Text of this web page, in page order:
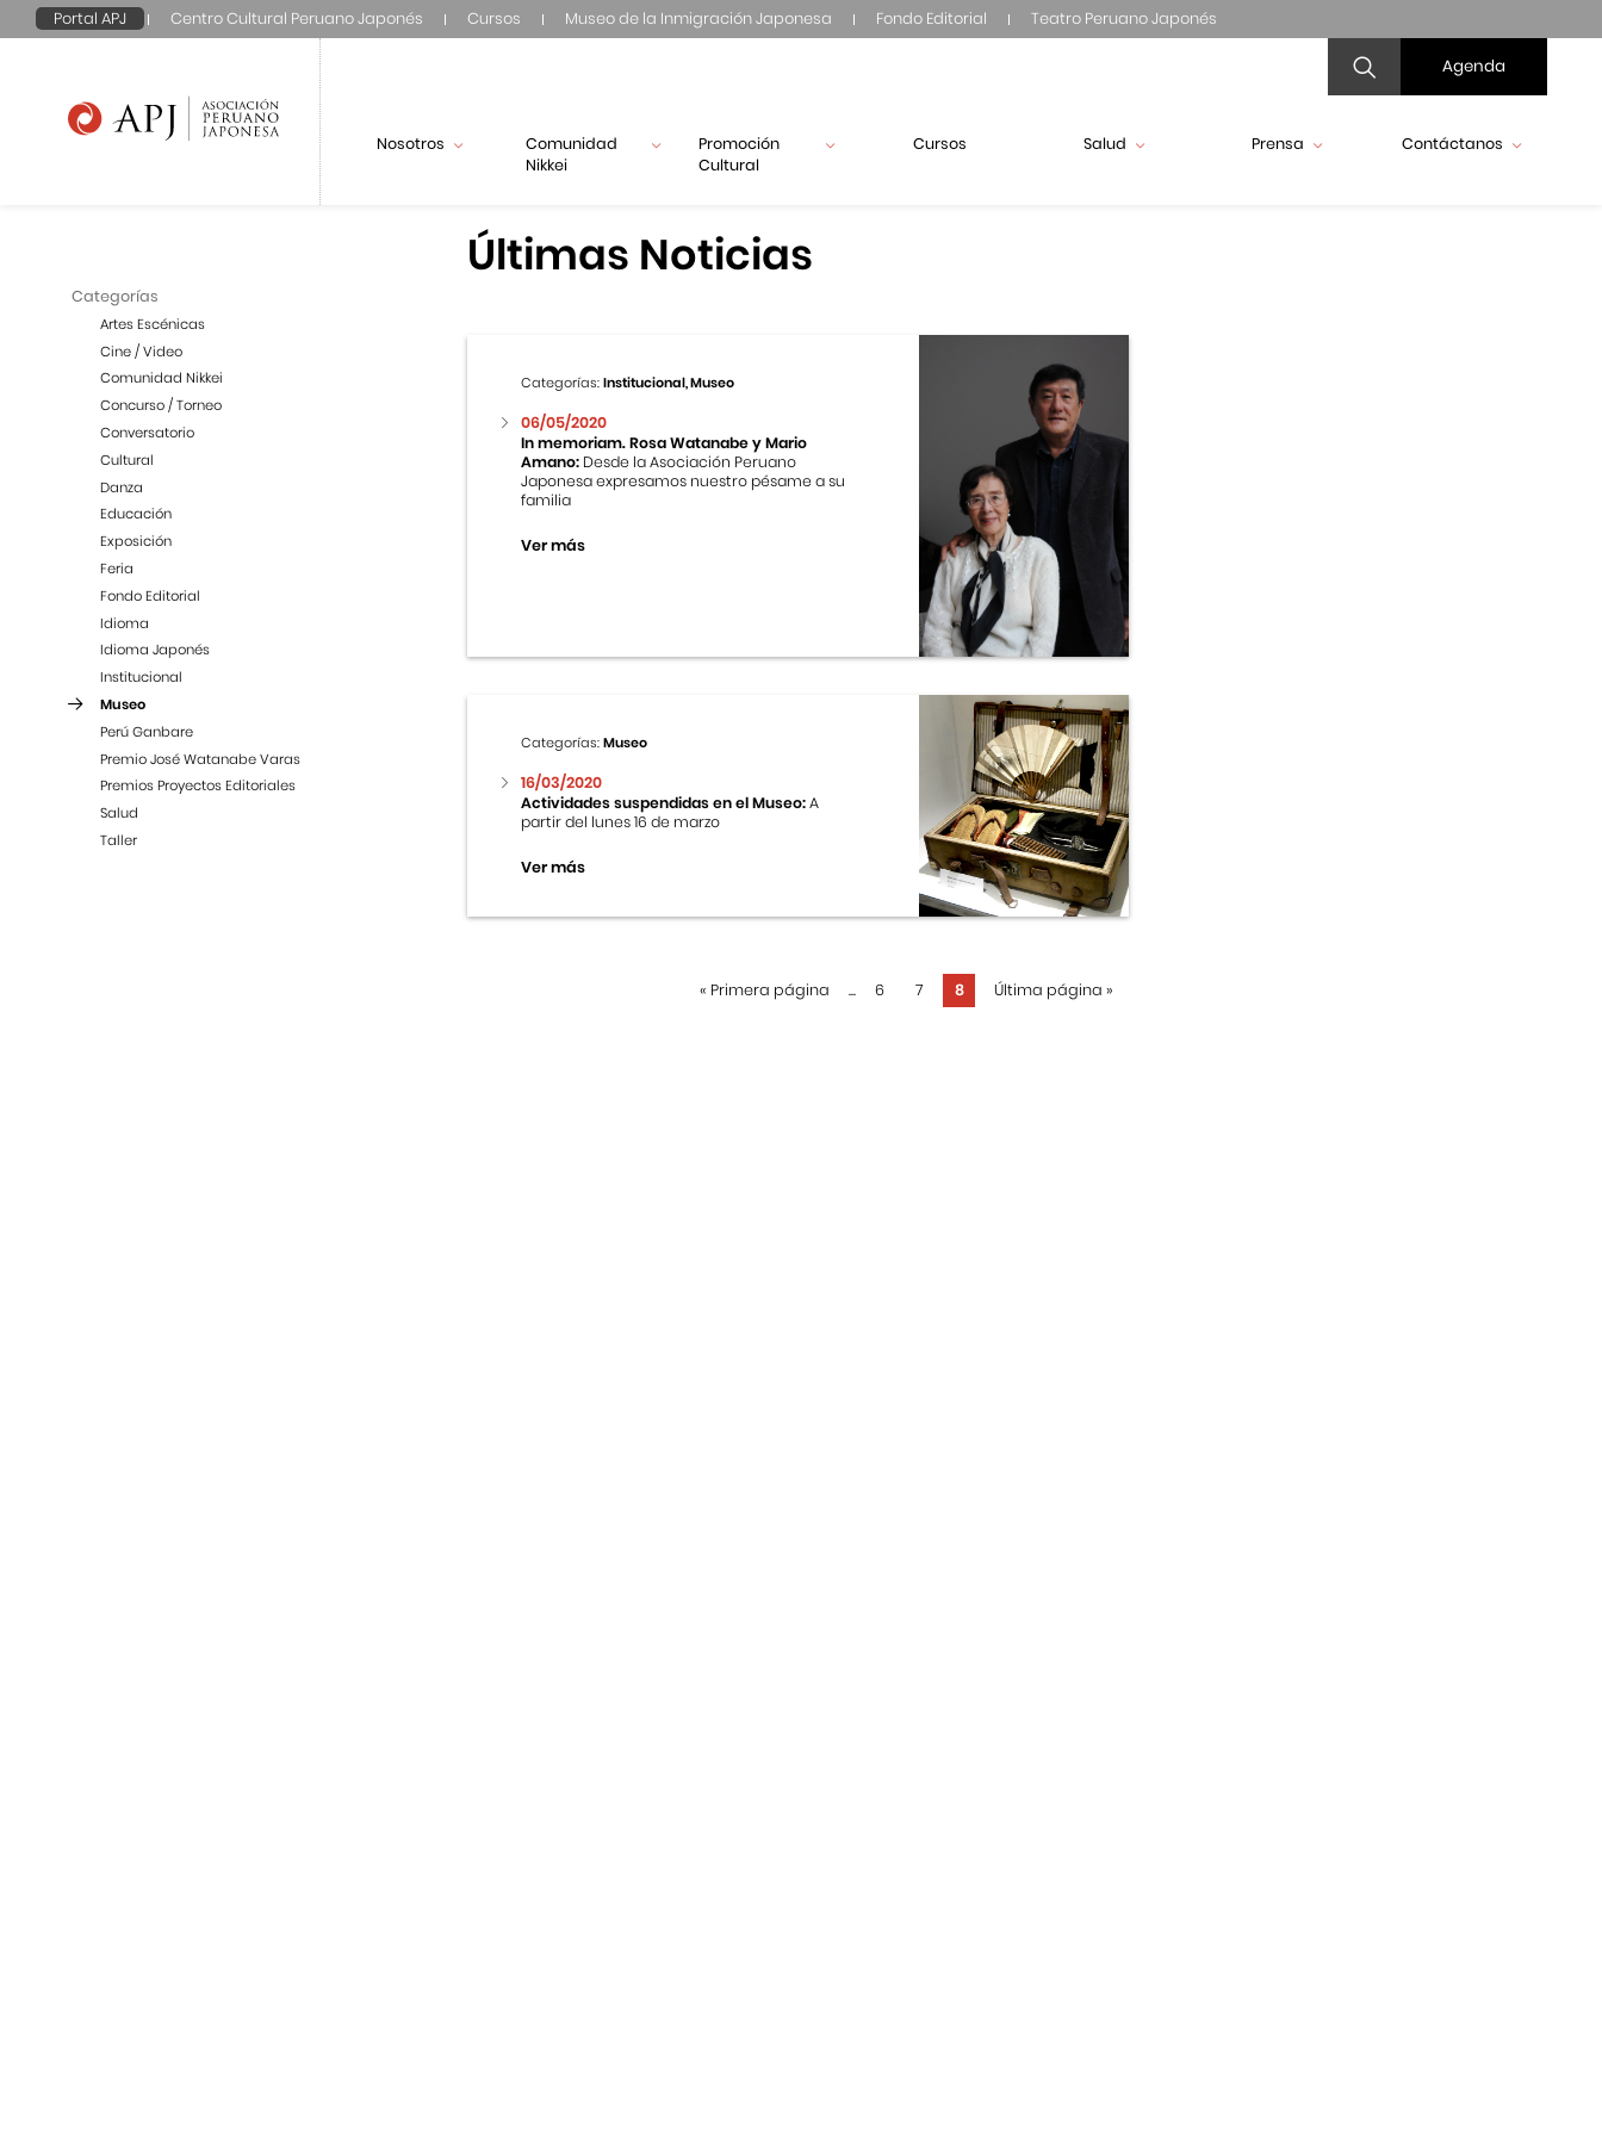
Portal APJ Centro Cultural Peruano Japonés Cursos Museo de la Inmigración Japonesa Fondo Editorial Teatro Peruano Japonés
Agenda
Nosotros
Comunidad
Nikkei
Promoción
Cultural
Cursos Salud Prensa Contáctanos
Categorías
Artes Escénicas
Cine / Video
Comunidad Nikkei
Concurso / Torneo
Conversatorio
Cultural
Danza
Educación
Exposición
Feria
Fondo Editorial
Idioma
Idioma Japonés
Institucional
Museo
Perú Ganbare
Premio José Watanabe Varas
Premios Proyectos Editoriales
Salud
Taller
Últimas Noticias
Categorías:Institucional, Museo
06/05/2020
In memoriam. Rosa Watanabe y Mario
Amano: Desde la Asociación Peruano
Japonesa expresamos nuestro pésame a su
familia
Ver más
Categorías:Museo
16/03/2020
Actividades suspendidas en el Museo:A
partir del lunes 16 de marzo
Ver más
« Primera página ... 6 7 8 Última página »